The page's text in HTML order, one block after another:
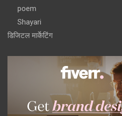
poem
Shayari
डिजिटल मार्केटिंग